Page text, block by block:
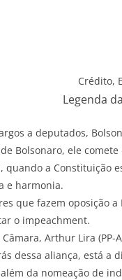
Crédito,
Legenda
a deputados,
Bolsonaro, ele
a Constituição
e harmonia.
que fazem oposição
o impeachment.
Arthur Lira
dessa aliança, está
da nomeação de